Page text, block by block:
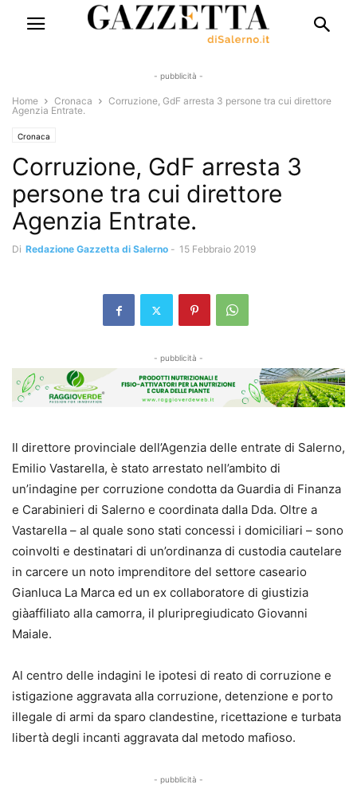
- pubblicità -
Home Cronaca
Corruzione, GdF arresta 3 persone tra cui direttore
Agenzia Entrate.
Cronaca
Corruzione, GdF arresta 3
persone tra cui direttore
Agenzia Entrate.
Di Redazione Gazzetta di Salerno - 15 Febbraio 2019
- pubblicità -
Il direttore provinciale dell’Agenzia delle entrate di Salerno,
Emilio Vastarella, è stato arrestato nell’ambito di
un’indagine per corruzione condotta da Guardia di Finanza
e Carabinieri di Salerno e coordinata dalla Dda. Oltre a
Vastarella – al quale sono stati concessi i domiciliari – sono
coinvolti e destinatari di un’ordinanza di custodia cautelare
in carcere un noto imprenditore del settore caseario
Gianluca La Marca ed un ex collaboratore di giustizia
giàaffiliato alla camorra, il pluripregiudicato Giovanni
Maiale.
Al centro delle indagini le ipotesi di reato di corruzione e
istigazione aggravata alla corruzione, detenzione e porto
illegale di armi da sparo clandestine, ricettazione e turbata
libertà degli incanti aggravata dal metodo mafioso.
- pubblicità -